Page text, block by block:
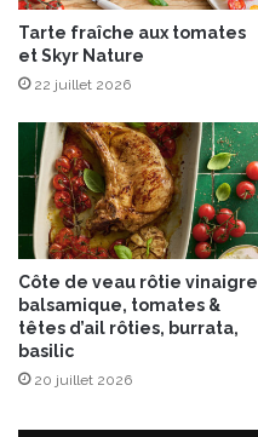
v
o
i
l
T
T
B
L
E
Tarte fraîche aux tomates
et Skyr Nature
22 juillet 2026
Côte de veau rôtie vinaigre
balsamique, tomates &
têtes d’ail rôties, burrata,
basilic
20 juillet 2026